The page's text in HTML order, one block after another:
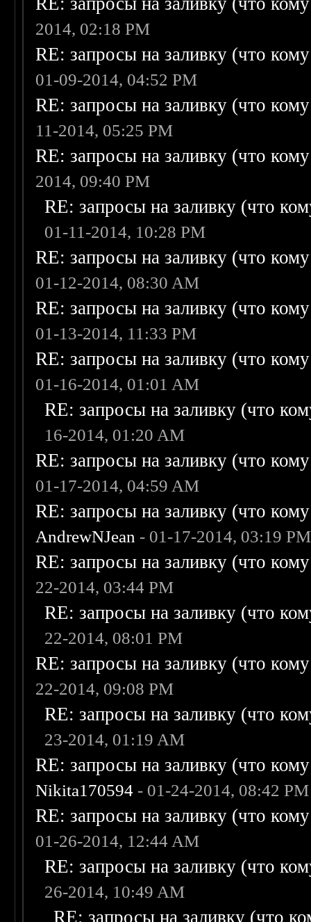
2014, 02:18 PM
RE: запросы на заливку (что
01-09-2014, 04:52 PM
RE: запросы на заливку (что
11-2014, 05:25 PM
RE: запросы на заливку (что
2014, 09:40 PM
RE: запросы на заливку (что
01-11-2014, 10:28 PM
RE: запросы на заливку (что
01-12-2014, 08:30 AM
RE: запросы на заливку (что
01-13-2014, 11:33 PM
RE: запросы на заливку (что
01-16-2014, 01:01 AM
RE: запросы на заливку (что
16-2014, 01:20 AM
RE: запросы на заливку (что
01-17-2014, 04:59 AM
RE: запросы на заливку (что
AndrewNJean - 01-17-2014, 03:19 PM
RE: запросы на заливку (что
22-2014, 03:44 PM
RE: запросы на заливку (что
22-2014, 08:01 PM
RE: запросы на заливку (что
22-2014, 09:08 PM
RE: запросы на заливку (что
23-2014, 01:19 AM
RE: запросы на заливку (что
Nikita170594 - 01-24-2014, 08:42 PM
RE: запросы на заливку (что
01-26-2014, 12:44 AM
RE: запросы на заливку (что
26-2014, 10:49 AM
RE: запросы на заливку (что